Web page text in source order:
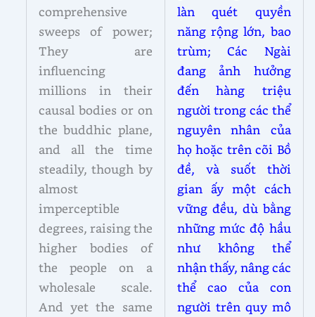
comprehensive
sweeps of power;
They are
influencing
millions in their
causal bodies or on
the buddhic plane,
and all the time
steadily, though by
almost
imperceptible
degrees, raising the
higher bodies of
the people on a
wholesale scale.
And yet the same
làn quét quyền
năng rộng lớn, bao
trùm; Các Ngài
đang ảnh hưởng
đến hàng triệu
người trong các thể
nguyên nhân của
họ hoặc trên cõi Bồ
đề, và suốt thời
gian ấy một cách
vững đều, dù bằng
những mức độ hầu
như không thể
nhận thấy, nâng các
thể cao của con
người trên quy mô